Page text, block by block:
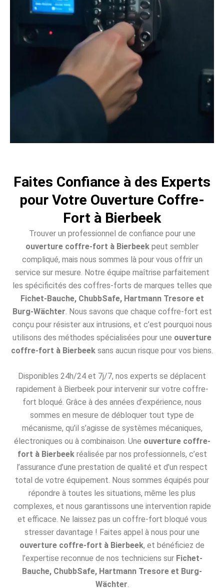
Faites Confiance à des Experts
pour Votre Ouverture Coffre-
Fort à Bierbeek
Trouver un professionnel de confiance pour une
ouverture coffre-fort à Bierbeek peut sembler
compliqué, mais nous sommes là pour vous offrir un
service sur mesure. Notre équipe maîtrise parfaitement
les spécificités des coffres-forts de marques telles que
Fichet-Bauche, ChubbSafe, Hartmann Tresore et
Burg-Wächter . Nous savons que chaque coffre-fort est
conçu pour résister aux intrusions, et c’est pourquoi nous
utilisons des méthodes spécialisées pour une ouverture
coffre-fort à Bierbeek sans aucun risque pour vos biens.
Disponibles 24h/24 et 7j/7, nos experts se déplacent
rapidement à Bierbeek pour intervenir sur votre coffre-
fort bloqué. Grâce à des années d’expérience, nous
sommes en mesure de débloquer tout type de
mécanisme, qu’il s’agisse de systèmes mécaniques,
électroniques ou à combinaison. Une ouverture coffre-
fort à Bierbeekréalisée par nos professionnels, c’est
l’assurance d’une prestation de qualité et d’un respect
total de votre équipement. Nous sommes équipés pour
répondre à toutes les situations, même les plus
complexes, et nous garantissons une intervention rapide
et efficace. Ne laissez pas un coffre-fort bloqué vous
stresser davantage ! Faites appel à nous pour une
ouverture coffre-fort à Bierbeek, et bénéficiez de
l’expertise reconnue de nos techniciens sur Fichet-
Bauche, ChubbSafe, Hartmann Tresore et Burg-
Wächter.